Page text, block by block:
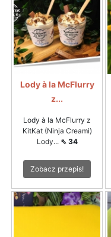
Lody à la McFlurry
z...
Lody à la McFlurry z
KitKat (Ninja Creami)
Lody... ⇖ 34
Zobacz przepis!